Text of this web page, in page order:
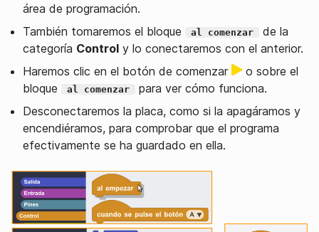
área de programación.
También tomaremos el bloque
al comenzar
de la
categoría Control y lo conectaremos con el anterior.
Haremos clic en el botón de comenzar
o sobre el
bloque
al comenzar
para ver cómo funciona.
Desconectaremos la placa, como si la apagáramos y
encendiéramos, para comprobar que el programa
efectivamente se ha guardado en ella.